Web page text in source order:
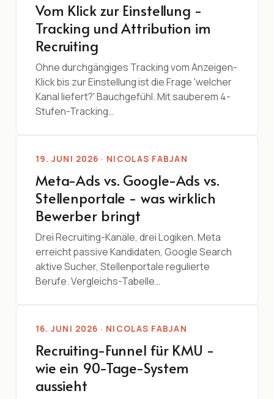
Vom Klick zur Einstellung -
Tracking und Attribution im
Recruiting
Ohne durchgängiges Tracking vom Anzeigen-
Klick bis zur Einstellung ist die Frage 'welcher
Kanal liefert?' Bauchgefühl. Mit sauberem 4-
Stufen-Tracking…
19. JUNI 2026 · NICOLAS FABJAN
Meta-Ads vs. Google-Ads vs.
Stellenportale - was wirklich
Bewerber bringt
Drei Recruiting-Kanäle, drei Logiken. Meta
erreicht passive Kandidaten, Google Search
aktive Sucher, Stellenportale regulierte
Berufe. Vergleichs-Tabelle…
16. JUNI 2026 · NICOLAS FABJAN
Recruiting-Funnel für KMU -
wie ein 90-Tage-System
aussieht